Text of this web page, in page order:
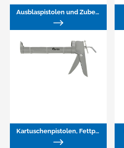
Ausblaspistolen und Zubehör
Kartuschenpistolen, Fettpressen